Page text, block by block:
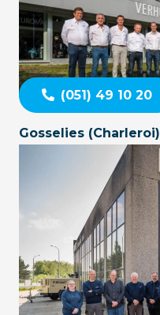
(051) 49 10 20
Gosselies (Charleroi)